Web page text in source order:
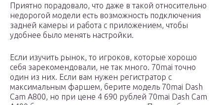
Приятно порадовало, что даже в такой относительно
недорогой модели есть возможность подключения
задней камеры и работа с приложением, чтобы
удобнее было менять настройки.
Если изучить рынок, то игроков, которые хорошо
себя зарекомендовали, не так много. 70mai точно
один из них. Если вам нужен регистратор с
максимальным фаршем, берите модель 70mai Dash
Cam A800, но при цене 4 690 рублей 70mai Dash Cam